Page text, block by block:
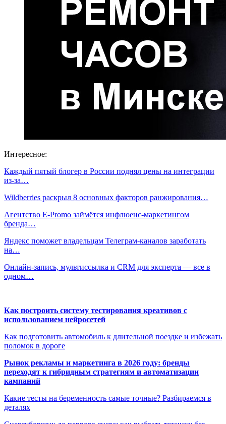
Интересное:
Каждый пятый блогер в России поднял цены на интеграции
из-за…
Wildberries раскрыл 8 основных факторов ранжирования…
Агентство E-Promo займётся инфлюенс-маркетингом
бренда…
Яндекс поможет владельцам Телеграм-каналов заработать
на…
Онлайн-запись, мультиссылка и CRM для эксперта — все в
одном…
Как построить систему тестирования креативов с
использованием нейросетей
Как подготовить автомобиль к длительной поездке и избежать
поломок в дороге
Рынок рекламы и маркетинга в 2026 году: бренды
переходят к гибридным стратегиям и автоматизации
кампаний
Какие тесты на беременность самые точные? Разбираемся в
деталях